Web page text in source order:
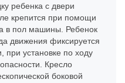
ребенка с двери
крепится при помощи
в пол машины. Ребенок
движения фиксируется
установке по ходу
Кресло
боковой